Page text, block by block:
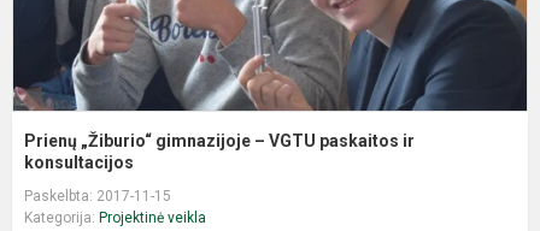
Prienų „Žiburio“ gimnazijoje – VGTU paskaitos ir
konsultacijos
Paskelbta: 2017-11-15
Kategorija: Projektinė veikla